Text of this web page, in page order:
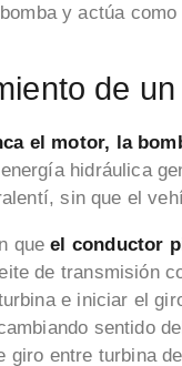
y actúa
de
el motor, la
hidráulica
sin que el
queel conductor
de transmisión
e iniciar el
sentido
giro entre turbina